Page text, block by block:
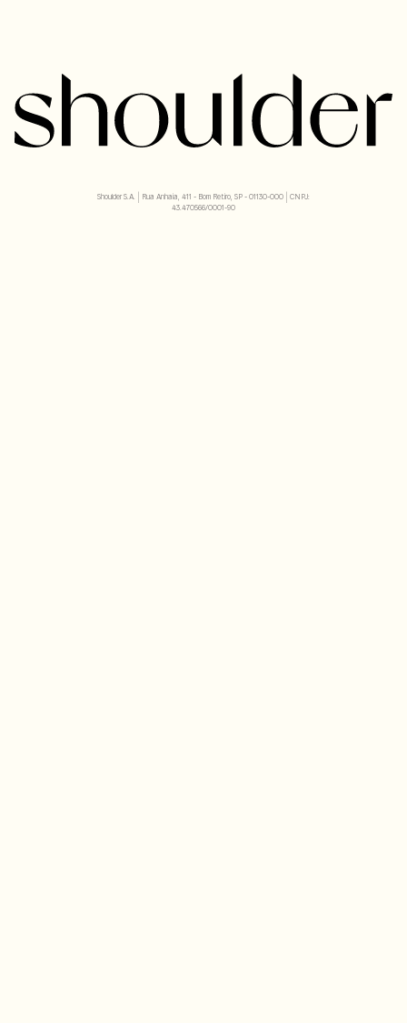
Shoulder S.A. | Rua Anhaia, 411 - Bom Retiro, SP - 01130-000 | CNPJ:
43.470566/0001-90